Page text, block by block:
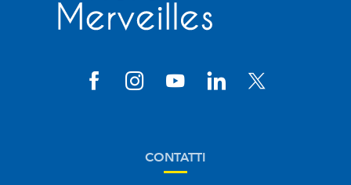
CONTATTI